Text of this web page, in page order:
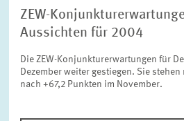
ZEW-
Aussichten für 2004
Die ZEW-Konjunkturerwartungen für
Dezember weiter gestiegen. Sie
nach +67,2 Punkten im November.